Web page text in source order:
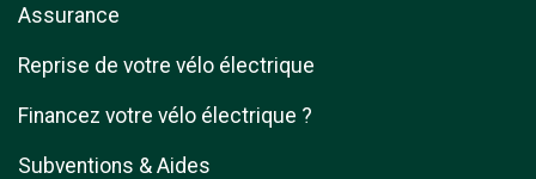
Assurance
Reprise de votre vélo électrique
Financez votre vélo électrique ?
Subventions & Aides